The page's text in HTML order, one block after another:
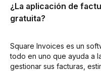
¿La aplicación de
gratuita?
Square Invoices es un
todo en uno que ayuda a
gestionar sus facturas,